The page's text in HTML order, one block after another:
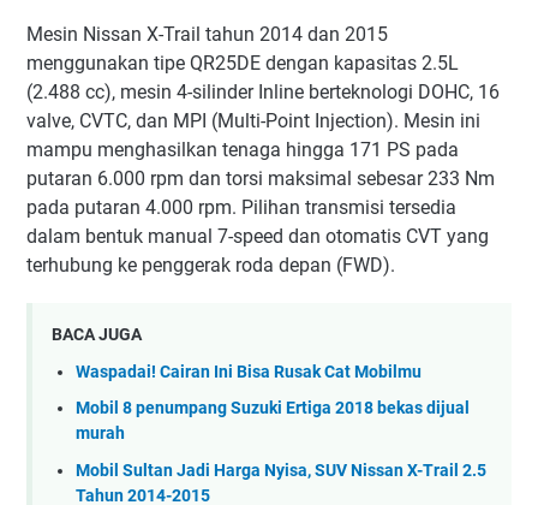
Mesin Nissan X-Trail tahun 2014 dan 2015
menggunakan tipe QR25DE dengan kapasitas 2.5L
(2.488 cc), mesin 4-silinder Inline berteknologi DOHC, 16
valve, CVTC, dan MPI (Multi-Point Injection). Mesin ini
mampu menghasilkan tenaga hingga 171 PS pada
putaran 6.000 rpm dan torsi maksimal sebesar 233 Nm
pada putaran 4.000 rpm. Pilihan transmisi tersedia
dalam bentuk manual 7-speed dan otomatis CVT yang
terhubung ke penggerak roda depan (FWD).
BACA JUGA
Waspadai! Cairan Ini Bisa Rusak Cat Mobilmu
Mobil 8 penumpang Suzuki Ertiga 2018 bekas dijual
murah
Mobil Sultan Jadi Harga Nyisa, SUV Nissan X-Trail 2.5
Tahun 2014-2015